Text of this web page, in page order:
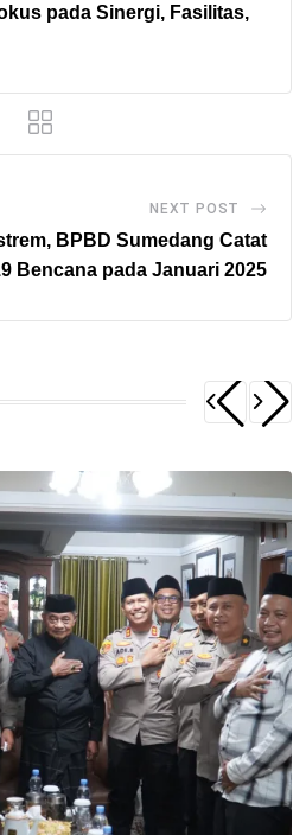
pada Sinergi, Fasilitas,
NEXT POST
BPBD Sumedang Catat
Bencana pada Januari 2025